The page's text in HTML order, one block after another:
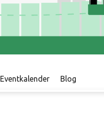
Eventkalender Blog